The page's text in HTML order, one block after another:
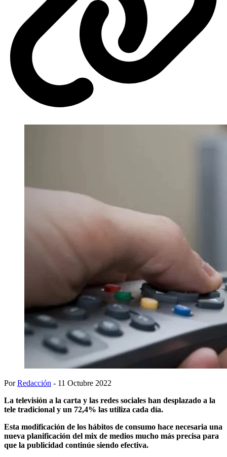
PorRedacción - 11 Octubre 2022
La televisión a la carta y las redes sociales han desplazado a la
tele tradicional y un 72,4% las utiliza cada día.
Esta modificación de los hábitos de consumo hace necesaria una
nueva planificación del mix de medios mucho más precisa para
que la publicidad continúe siendo efectiva.